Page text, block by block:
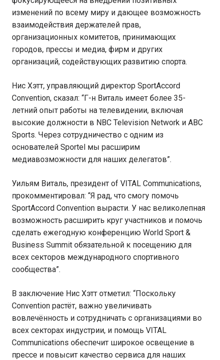
изменений по всему миру и дающее возможность
взаимодействия держателей прав,
организационных комитетов, принимающих
городов, прессы и медиа, фирм и других
организаций, содействующих развитию спорта.
Нис Хэтт, управляющий директор SportAccord
Convention, сказал: “Г-н Виталь имеет более 35-
летний опыт работы на телевидении, включая
высокие должности в NBC Television Network и ABC
Sports. Через сотрудничество с одним из
основателей Sportel мы расширим
медиавозможности для наших делегатов”.
Уильям Виталь, президент of VITAL Communications,
прокомментировал: “Я рад, что смогу помочь
SportAccord Convention вырасти. У нас великолепная
возможность расширить круг участников и помочь
сделать ежегодную конференцию World Sport &
Business Summit обязательной к посещению для
всех секторов международного спортивного
сообщества”.
В заключение Нис Хэтт отметил: “Поскольку
Convention растёт, важно увеличивать
вовлечённость и сотрудничать с организациями во
всех секторах индустрии, и помощь VITAL
Communications обеспечит широкое освещение в
прессе и повысит качество сервиса для наших